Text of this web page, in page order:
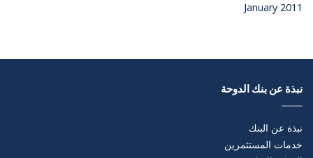
January 2011
نبذة عن بنك الدوحة
نبذة عن البنك
خدمات المستثمرين